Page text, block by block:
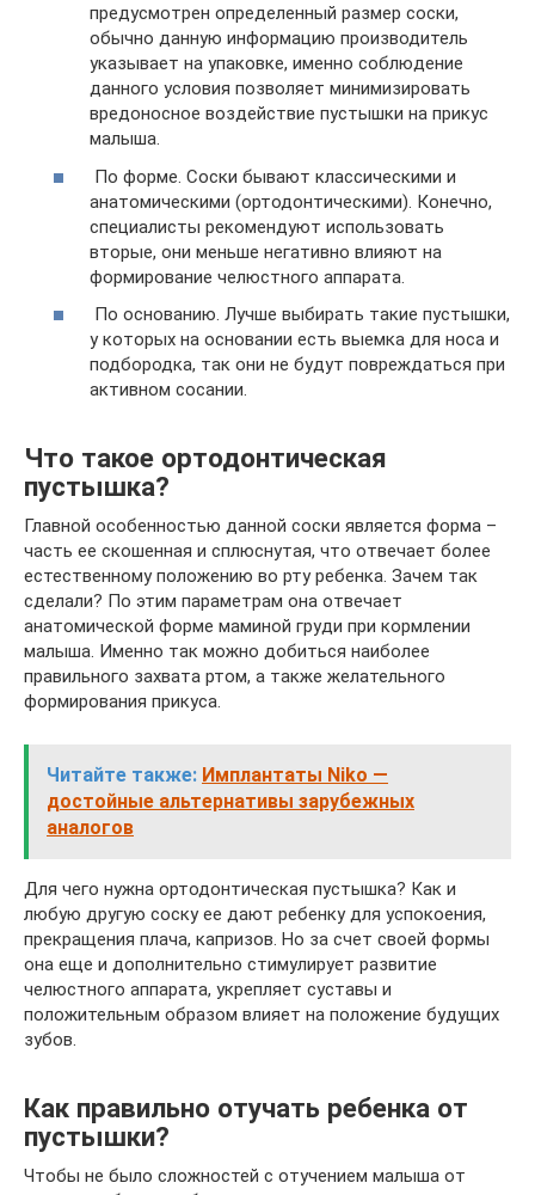
предусмотрен определенный размер соски,
обычно данную информацию производитель
указывает на упаковке, именно соблюдение
данного условия позволяет минимизировать
вредоносное воздействие пустышки на прикус
малыша.
По форме. Соски бывают классическими и
анатомическими (ортодонтическими). Конечно,
специалисты рекомендуют использовать
вторые, они меньше негативно влияют на
формирование челюстного аппарата.
По основанию. Лучше выбирать такие пустышки,
у которых на основании есть выемка для носа и
подбородка, так они не будут повреждаться при
активном сосании.
Что такое ортодонтическая
пустышка?
Главной особенностью данной соски является форма –
часть ее скошенная и сплюснутая, что отвечает более
естественному положению во рту ребенка. Зачем так
сделали? По этим параметрам она отвечает
анатомической форме маминой груди при кормлении
малыша. Именно так можно добиться наиболее
правильного захвата ртом, а также желательного
формирования прикуса.
Читайте также: Имплантаты Niko —
достойные альтернативы зарубежных
аналогов
Для чего нужна ортодонтическая пустышка? Как и
любую другую соску ее дают ребенку для успокоения,
прекращения плача, капризов. Но за счет своей формы
она еще и дополнительно стимулирует развитие
челюстного аппарата, укрепляет суставы и
положительным образом влияет на положение будущих
зубов.
Как правильно отучать ребенка от
пустышки?
Чтобы не было сложностей с отучением малыша от